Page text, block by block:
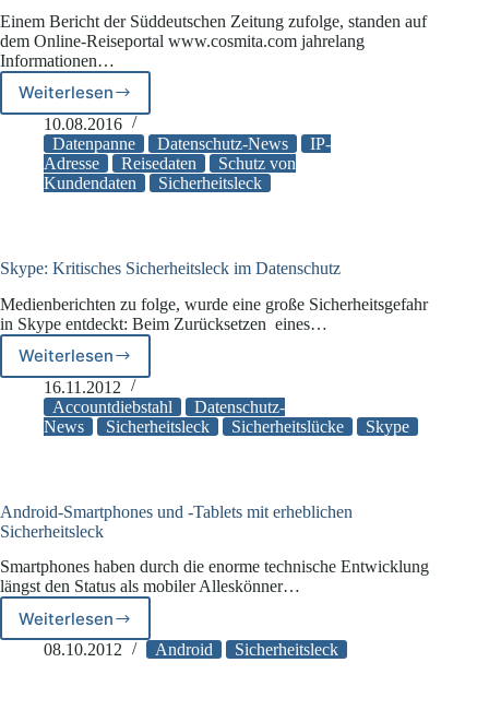
Einem Bericht der Süddeutschen Zeitung zufolge, standen auf
dem Online-Reiseportal www.cosmita.com jahrelang
Informationen…
Weiterlesen
Daten
von
Millionen
von
Flugreisenden
10.08.2016
Datenpanne
Datenschutz-News
IP-
Adresse
Reisedaten
Schutz von
Kundendaten
Sicherheitsleck
Skype: Kritisches Sicherheitsleck im Datenschutz
Medienberichten zu folge, wurde eine große Sicherheitsgefahr
in Skype entdeckt: Beim Zurücksetzen eines…
Weiterlesen
Skype:
Kritisches
Sicherheitsleck
im
16.11.2012
Accountdiebstahl
Datenschutz-
News
Sicherheitsleck Sicherheitslücke Skype
Android-Smartphones und -Tablets mit erheblichen
Sicherheitsleck
Smartphones haben durch die enorme technische Entwicklung
längst den Status als mobiler Alleskönner…
Weiterlesen
Android-
Smartphones
08.10.2012 Android Sicherheitsleck